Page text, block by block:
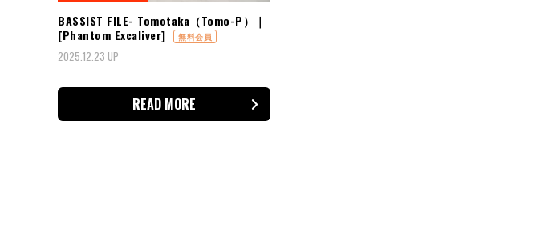
BASSIST FILE- Tomotaka（Tomo-P）｜
[Phantom Excaliver]
無料会員
2025.12.23 UP
READ MORE